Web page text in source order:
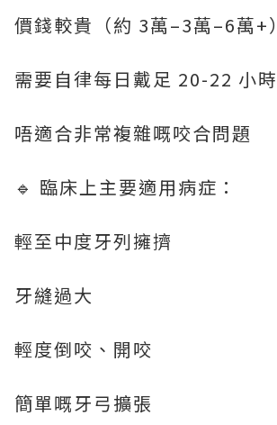
價錢較貴（約 3萬–3萬–6萬+）
需要自律每日戴足 20-22 小時
唔適合非常複雜嘅咬合問題
🔹 臨床上主要適用病症：
輕至中度牙列擁擠
牙縫過大
輕度倒咬、開咬
簡單嘅牙弓擴張